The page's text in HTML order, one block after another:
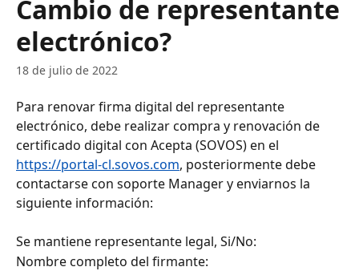
Cambio de representante
electrónico?
18 de julio de 2022
Para renovar firma digital del representante
electrónico, debe realizar compra y renovación de
certificado digital con Acepta (SOVOS) en el
https://portal-cl.sovos.com, posteriormente debe
contactarse con soporte Manager y enviarnos la
siguiente información:
Se mantiene representante legal, Si/No:
Nombre completo del firmante: